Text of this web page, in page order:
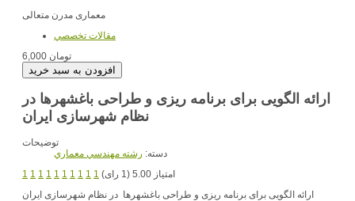
مقالات تخصصي
6,000 تومان
ارائه الگویی برای برنامه ریزی و طراحی باغشهرها در
نظام شهرسازی ایران
توضیحات
دسته: رشته مهندسي معماري
1 1 1 1 1 1 1 1 1 1
امتیاز 5.00 (1 رای)
ارائه الگویی برای برنامه ریزی و طراحی باغشهرها در نظام شهرسازی ایران